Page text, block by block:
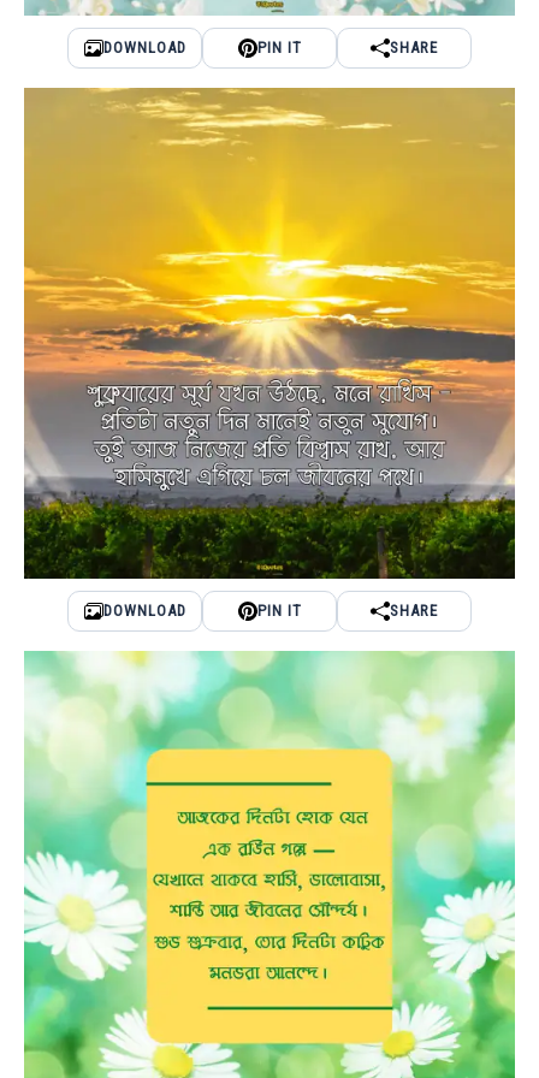
DOWNLOAD PIN IT SHARE
DOWNLOAD PIN IT SHARE